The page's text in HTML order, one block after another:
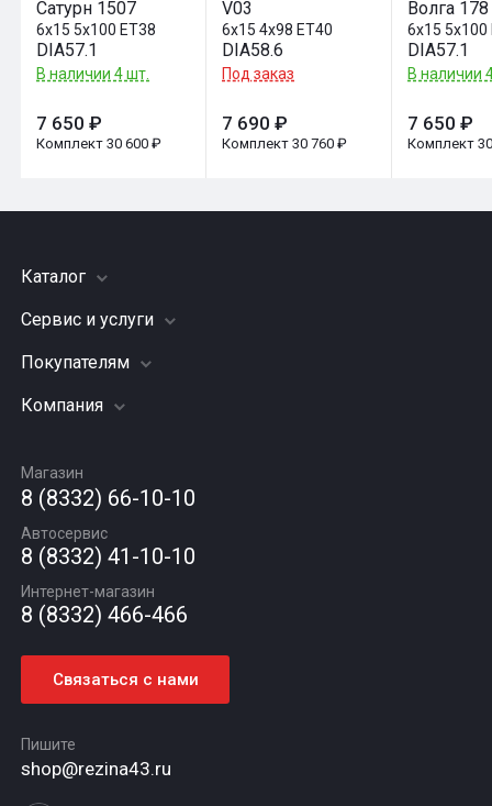
Сатурн 1507
6x15 5x100 ET38
DIA57.1
В наличии 4 шт.
7 650 ₽
Комплект 30 600 ₽
V03
6x15 4x98 ET40
DIA58.6
Под заказ
7 690 ₽
Комплект 30 760 ₽
Волга 178
6x15 5x100
DIA57.1
В наличии
7 650 ₽
Комплект
Каталог
Шины
Грузовые шины
Диски
Автомасла
Сервис и услуги
Заправка кондиционера
Подвеска (ходовая часть)
Шиномонтаж
Покупателям
Акции
Гарантии и возврат
Компания
Вакансии
Новости
Статьи
Контакты
Магазин
8 (8332) 66-10-10
Автосервис
8 (8332) 41-10-10
Интернет-магазин
8 (8332) 466-466
Связаться с нами
Пишите
shop@rezina43.ru